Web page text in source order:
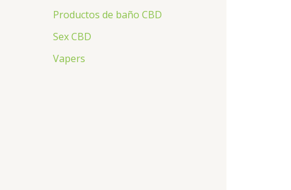
Productos de baño CBD
Sex CBD
Vapers